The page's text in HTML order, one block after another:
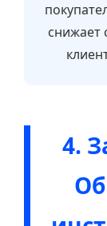
снижает
4.